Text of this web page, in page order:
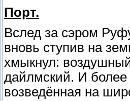
Порт.
Вслед за сэром
вновь ступив на
хмыкнул:
дайлмский. И более
возведённая на